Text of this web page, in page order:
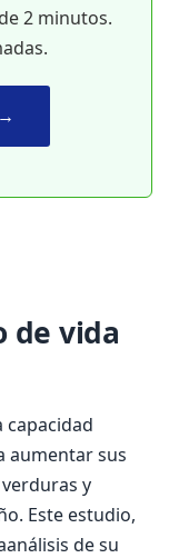
2 minutos.
de vida
capacidad
aumentar sus
y
Este estudio,
de su